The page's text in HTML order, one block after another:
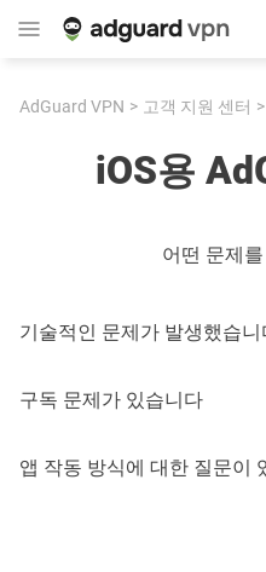
AdGuard VPN 고객 지원 센터
iOS용
어떤 문제
기술적인 문제가 발생했습니
구독 문제가 있습니다
앱 작동 방식에 대한 질문이